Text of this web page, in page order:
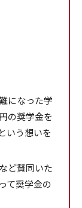
になった学
の奨学金を
いう想いを
ど賛同いた
て奨学金の